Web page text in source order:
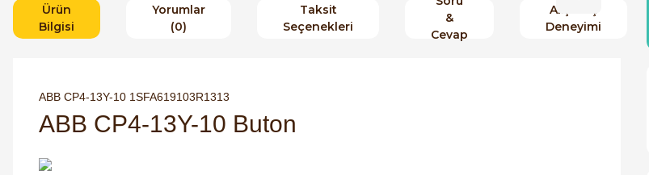
Ürün
Bilgisi
Yorumlar
(0)
Taksit
Seçenekleri
&
Cevap
Alışveriş
Deneyimi
ABB CP4-13Y-10 1SFA619103R1313
ABB CP4-13Y-10 Buton